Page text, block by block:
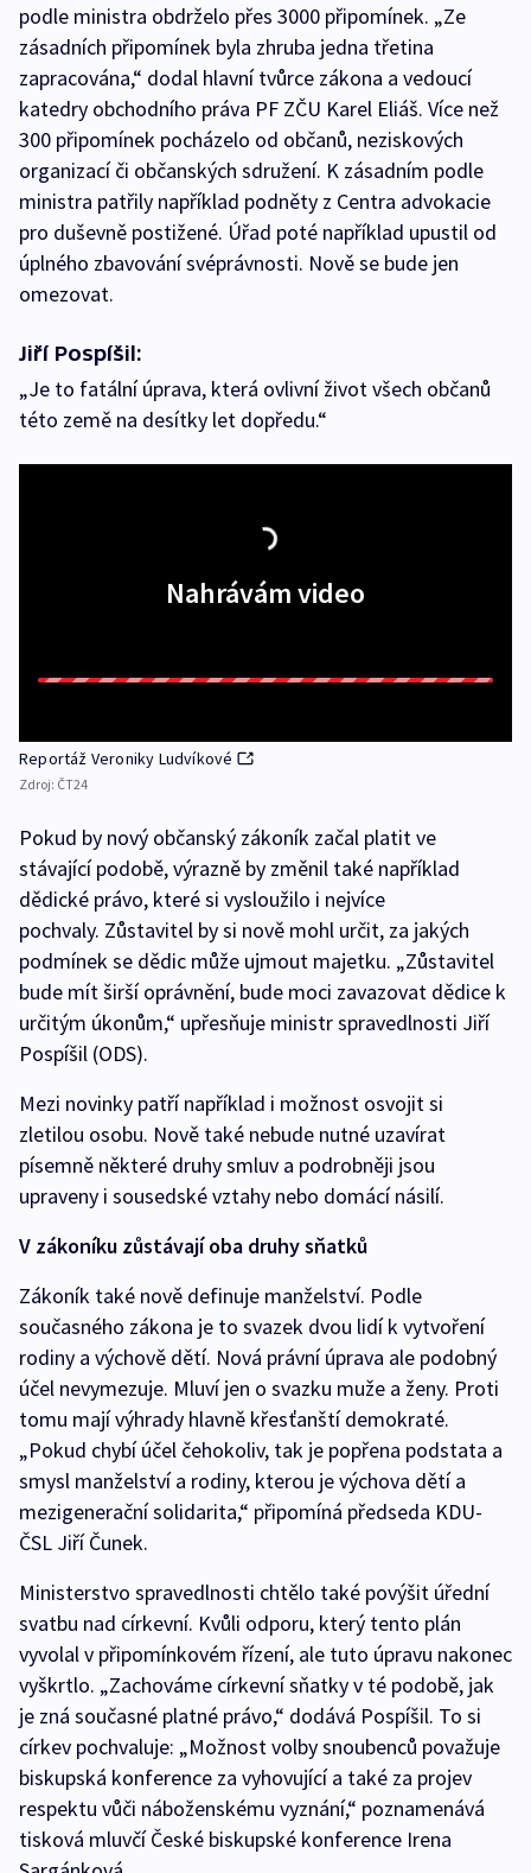
podle ministra obdrželo přes 3000 připomínek. „Ze
zásadních připomínek byla zhruba jedna třetina
zapracována,“ dodal hlavní tvůrce zákona a vedoucí
katedry obchodního práva PF ZČU Karel Eliáš. Více než
300 připomínek pocházelo od občanů, neziskových
organizací či občanských sdružení. K zásadním podle
ministra patřily například podněty z Centra advokacie
pro duševně postižené. Úřad poté například upustil od
úplného zbavování svéprávnosti. Nově se bude jen
omezovat.
Jiří Pospíšil:
„Je to fatální úprava, která ovlivní život všech občanů
této země na desítky let dopředu.“
Nahrávám video
Reportáž Veroniky Ludvíkové
Zdroj: ČT24
Pokud by nový občanský zákoník začal platit ve
stávající podobě, výrazně by změnil také například
dědické právo, které si vysloužilo i nejvíce
pochvaly. Zůstavitel by si nově mohl určit, za jakých
podmínek se dědic může ujmout majetku. „Zůstavitel
bude mít širší oprávnění, bude moci zavazovat dědice k
určitým úkonům,“ upřesňuje ministr spravedlnosti Jiří
Pospíšil (ODS).
Mezi novinky patří například i možnost osvojit si
zletilou osobu. Nově také nebude nutné uzavírat
písemně některé druhy smluv a podrobněji jsou
upraveny i sousedské vztahy nebo domácí násilí.
V zákoníku zůstávají oba druhy sňatků
Zákoník také nově definuje manželství. Podle
současného zákona je to svazek dvou lidí k vytvoření
rodiny a výchově dětí. Nová právní úprava ale podobný
účel nevymezuje. Mluví jen o svazku muže a ženy. Proti
tomu mají výhrady hlavně křesťanští demokraté.
„Pokud chybí účel čehokoliv, tak je popřena podstata a
smysl manželství a rodiny, kterou je výchova dětí a
mezigenerační solidarita,“ připomíná předseda KDU-
ČSL Jiří Čunek.
Ministerstvo spravedlnosti chtělo také povýšit úřední
svatbu nad církevní. Kvůli odporu, který tento plán
vyvolal v připomínkovém řízení, ale tuto úpravu nakonec
vyškrtlo. „Zachováme církevní sňatky v té podobě, jak
je zná současné platné právo,“ dodává Pospíšil. To si
církev pochvaluje: „Možnost volby snoubenců považuje
biskupská konference za vyhovující a také za projev
respektu vůči náboženskému vyznání,“ poznamenává
tisková mluvčí České biskupské konference Irena